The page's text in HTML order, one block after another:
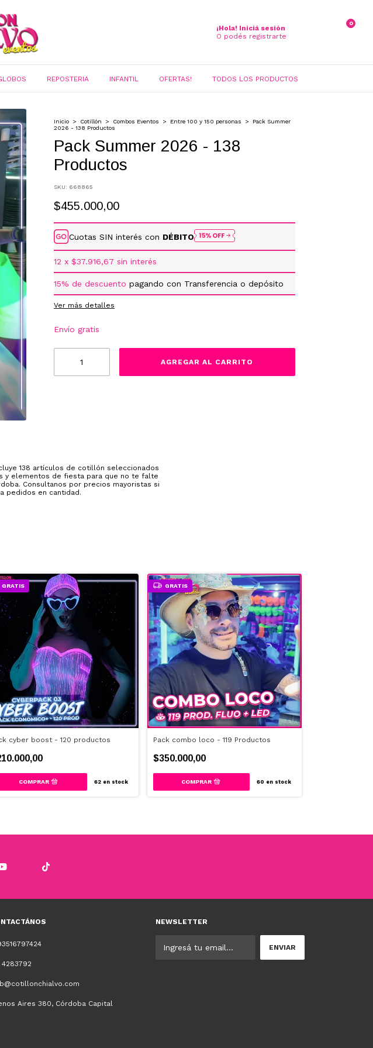
¡Hola! Iniciá sesión
O podés registrarte
0
REPOSTERIA INFANTIL OFERTAS! TODOS LOS PRODUCTOS
Inicio > Cotillón > Combos Eventos > Entre 100 y 150 personas >
Pack Summer
2026 - 138 Productos
Pack Summer 2026 - 138
Productos
SKU: 668865
$455.000,00
Cuotas SIN interés con DÉBITO
12 x $37.916,67 sin interés
15% de descuento pagando con Transferencia o depósito
Ver más detalles
Envío gratis
138 artículos de cotillón seleccionados
y elementos de fiesta para que no te falte
Consultanos por precios mayoristas si
pedidos en cantidad.
GRATIS
cyber boost - 120 productos
62en stock
GRATIS
Pack combo loco - 119 Productos
$350.000,00
60 en stock
4283792
Aires 380, Córdoba Capital
NEWSLETTER